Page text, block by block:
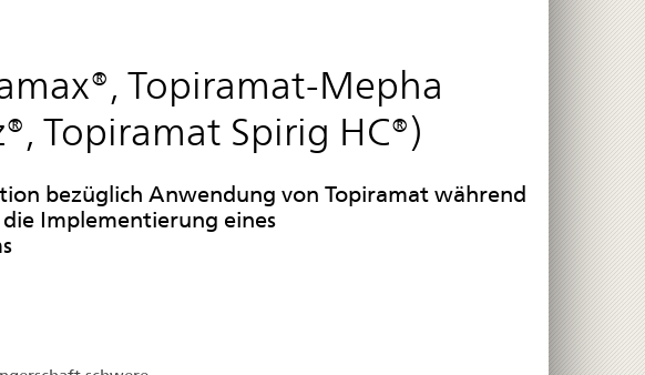
Topiramat-Mepha
Topiramat Spirig HC®)
bezüglich Anwendung von Topiramat während
Implementierung eines